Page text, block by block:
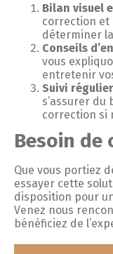
Bilan visuel
correction et
déterminer
Conseils
vous
entretenir
Suivi régulier
s’assurer
correction si
Besoin de
Que vous portiez
essayer cette
disposition pour
Venez nous
bénéficiez de